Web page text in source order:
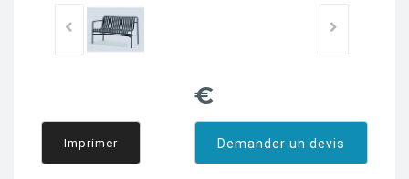
€
Demander un devis
Imprimer